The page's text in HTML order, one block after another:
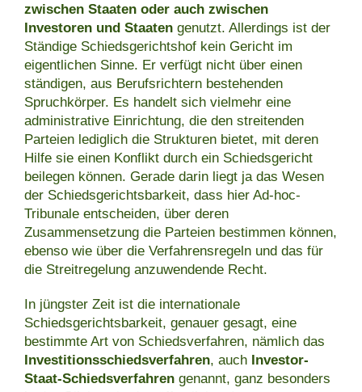
zwischen Staaten oder auch zwischen
Investoren und Staaten genutzt. Allerdings ist der
Ständige Schiedsgerichtshof kein Gericht im
eigentlichen Sinne. Er verfügt nicht über einen
ständigen, aus Berufsrichtern bestehenden
Spruchkörper. Es handelt sich vielmehr eine
administrative Einrichtung, die den streitenden
Parteien lediglich die Strukturen bietet, mit deren
Hilfe sie einen Konflikt durch ein Schiedsgericht
beilegen können. Gerade darin liegt ja das Wesen
der Schiedsgerichtsbarkeit, dass hier Ad-hoc-
Tribunale entscheiden, über deren
Zusammensetzung die Parteien bestimmen können,
ebenso wie über die Verfahrensregeln und das für
die Streitregelung anzuwendende Recht.
In jüngster Zeit ist die internationale
Schiedsgerichtsbarkeit, genauer gesagt, eine
bestimmte Art von Schiedsverfahren, nämlich das
Investitionsschiedsverfahren, auch Investor-
Staat-Schiedsverfahren genannt, ganz besonders